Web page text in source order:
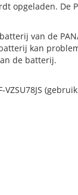
De
van de
kan
de batterij.